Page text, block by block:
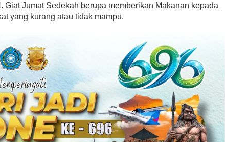
Giat Jumat Sedekah berupa memberikan Makanan kepada
yang kurang atau tidak mampu.